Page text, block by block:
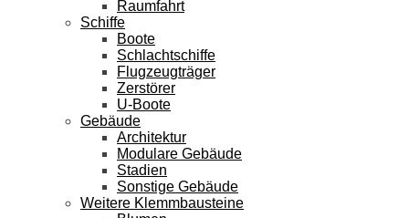
Raumfahrt
Schiffe
Boote
Schlachtschiffe
Flugzeugträger
Zerstörer
U-Boote
Gebäude
Architektur
Modulare Gebäude
Stadien
Sonstige Gebäude
Weitere Klemmbausteine